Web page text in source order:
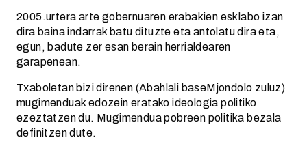
2005.urtera arte gobernuaren erabakien esklabo izan
dira baina indarrak batu dituzte eta antolatu dira eta,
egun, badute zer esan berain herrialdearen
garapenean.
Txaboletan bizi direnen (Abahlali baseMjondolo zuluz)
mugimenduak edozein eratako ideologia politiko
ezeztatzen du. Mugimendua pobreen politika bezala
definitzen dute.